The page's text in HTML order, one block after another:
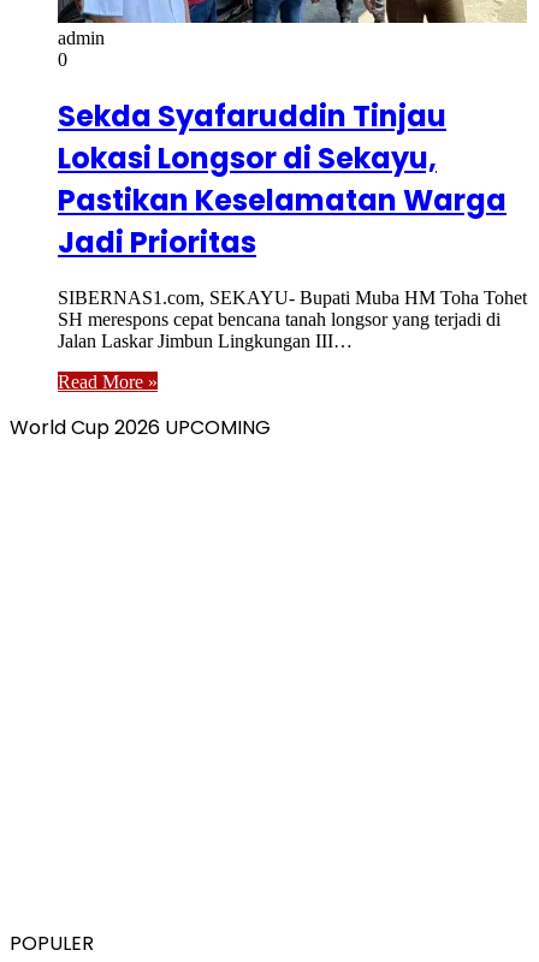
admin
0
Sekda Syafaruddin Tinjau
Lokasi Longsor di Sekayu,
Pastikan Keselamatan Warga
Jadi Prioritas
SIBERNAS1.com, SEKAYU- Bupati Muba HM Toha Tohet
SH merespons cepat bencana tanah longsor yang terjadi di
Jalan Laskar Jimbun Lingkungan III…
Read More »
World Cup 2026 UPCOMING
POPULER